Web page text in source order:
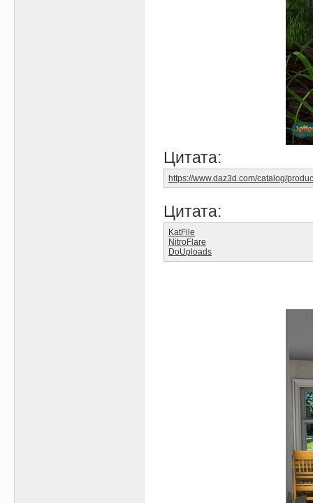
Цитата:
https://www.daz3d.com/catalog/
Цитата:
KatFile
NitroFlare
DoUploads